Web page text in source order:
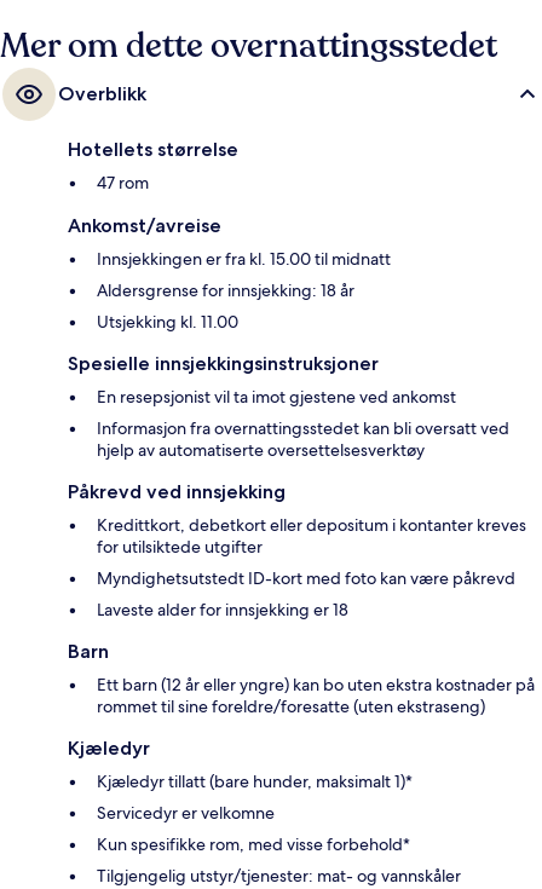
Mer om dette overnattingsstedet
Overblikk
Hotellets størrelse
47 rom
Ankomst/avreise
Innsjekkingen er fra kl. 15.00 til midnatt
Aldersgrense for innsjekking: 18 år
Utsjekking kl. 11.00
Spesielle innsjekkingsinstruksjoner
En resepsjonist vil ta imot gjestene ved ankomst
Informasjon fra overnattingsstedet kan bli oversatt ved
hjelp av automatiserte oversettelsesverktøy
Påkrevd ved innsjekking
Kredittkort, debetkort eller depositum i kontanter kreves
for utilsiktede utgifter
Myndighetsutstedt ID-kort med foto kan være påkrevd
Laveste alder for innsjekking er 18
Barn
Ett barn (12 år eller yngre) kan bo uten ekstra kostnader på
rommet til sine foreldre/foresatte (uten ekstraseng)
Kjæledyr
Kjæledyr tillatt (bare hunder, maksimalt 1)*
Servicedyr er velkomne
Kun spesifikke rom, med visse forbehold*
Tilgjengelig utstyr/tjenester: mat- og vannskåler